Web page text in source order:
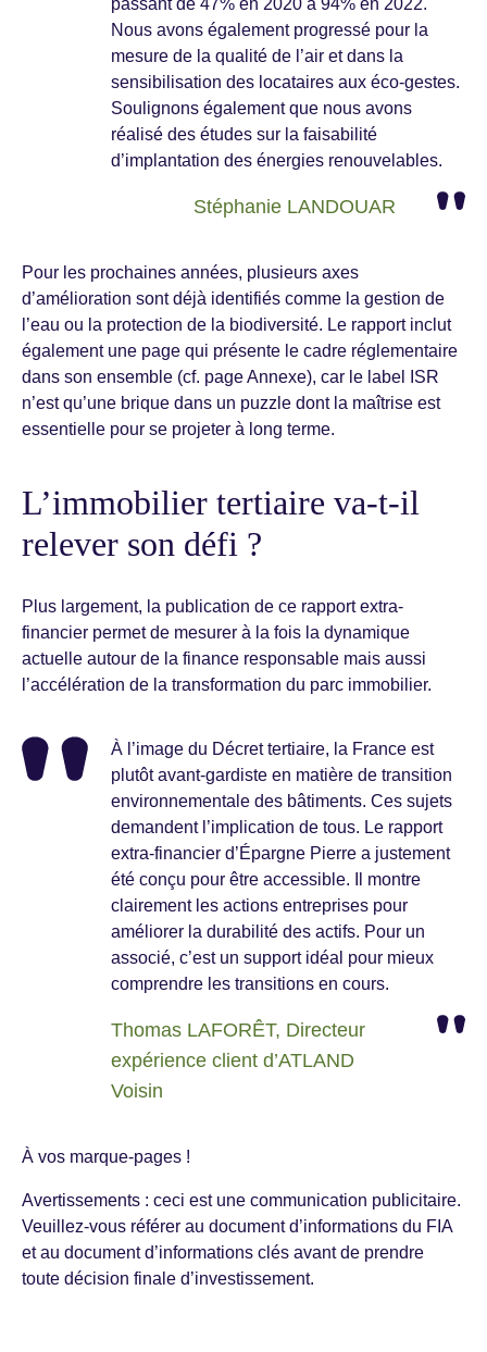
Nous avons également progressé pour la
mesure de la qualité de l’air et dans la
sensibilisation des locataires aux éco-gestes.
Soulignons également que nous avons
réalisé des études sur la faisabilité
d’implantation des énergies renouvelables.
Stéphanie LANDOUAR
Pour les prochaines années, plusieurs axes
d’amélioration sont déjà identifiés comme la gestion de
l’eau ou la protection de la biodiversité. Le rapport inclut
également une page qui présente le cadre réglementaire
dans son ensemble (cf. page Annexe), car le label ISR
n’est qu’une brique dans un puzzle dont la maîtrise est
essentielle pour se projeter à long terme.
L’immobilier tertiaire va-t-il
relever son défi ?
Plus largement, la publication de ce rapport extra-
financier permet de mesurer à la fois la dynamique
actuelle autour de la finance responsable mais aussi
l’accélération de la transformation du parc immobilier.
À l’image du Décret tertiaire, la France est
plutôt avant-gardiste en matière de transition
environnementale des bâtiments. Ces sujets
demandent l’implication de tous. Le rapport
extra-financier d’Épargne Pierre a justement
été conçu pour être accessible. Il montre
clairement les actions entreprises pour
améliorer la durabilité des actifs. Pour un
associé, c’est un support idéal pour mieux
comprendre les transitions en cours.
Thomas LAFORÊT, Directeur
expérience client d’ATLAND
Voisin
À vos marque-pages !
Avertissements : ceci est une communication publicitaire.
Veuillez-vous référer au document d’informations du FIA
et au document d’informations clés avant de prendre
toute décision finale d’investissement.